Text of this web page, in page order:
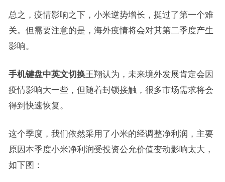
总之，疫情影响之下，小米逆势增长，挺过了第一个难
关。但需要注意的是，海外疫情将会对其第二季度产生
影响。
手机键盘中英文切换王翔认为，未来境外发展肯定会因
疫情影响大一些，但随着封锁接触，很多市场需求将会
得到快速恢复。
这个季度，我们依然采用了小米的经调整净利润，主要
原因本季度小米净利润受投资公允价值变动影响太大，
如下图：